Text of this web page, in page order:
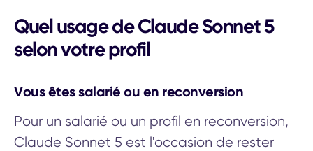
Quel usage de Claude Sonnet 5
selon votre profil
Vous êtes salarié ou en reconversion
Pour un salarié ou un profil en reconversion,
Claude Sonnet 5 est l'occasion de rester